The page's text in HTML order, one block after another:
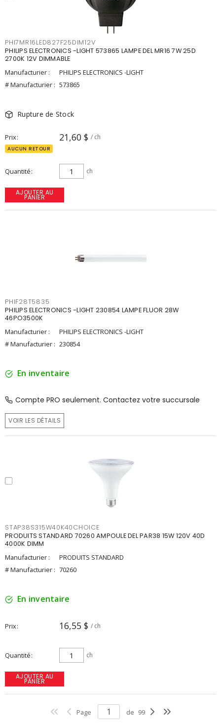
PHI7MR16LED827F25DIM12V
PHILIPS ELECTRONICS -LIGHT 573865 LAMPE DEL MR16 7W 25D
2700K 12V DIMMABLE
Manufacturier :
PHILIPS ELECTRONICS -LIGHT
# Manufacturier : 573865
Rupture de Stock
Prix 21,60 $ / ch
AUCUN RETOUR
Quantité ch
AJOUTER AU
PANIER
PHIF28T5835
PHILIPS ELECTRONICS -LIGHT 230854 LAMPE FLUOR 28W
46PO3500K
Manufacturier :
PHILIPS ELECTRONICS -LIGHT
# Manufacturier : 230854
En inventaire
Compte PRO seulement. Contactez votre succursale
VOIR LES DÉTAILS
STAP38S315W40K40CHOICE
PRODUITS STANDARD 70260 AMPOULE DEL PAR38 15W 120V 40D
4000K DIMM
Manufacturier :
PRODUITS STANDARD
# Manufacturier : 70260
En inventaire
Prix 16,55 $ / ch
Quantité ch
AJOUTER AU
PANIER
Page de 99